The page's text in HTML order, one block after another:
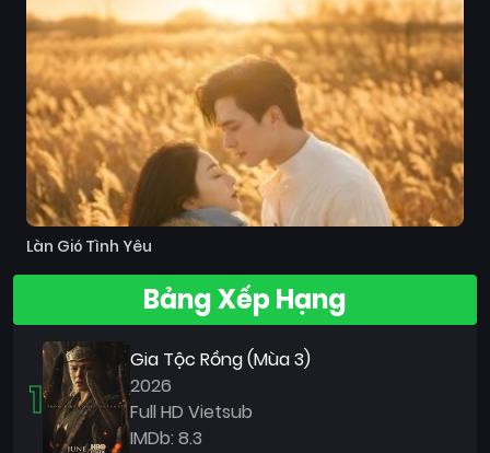
Làn Gió Tình Yêu
Bảng Xếp Hạng
1
Gia Tộc Rồng (Mùa 3)
2026
Full HD Vietsub
IMDb: 8.3